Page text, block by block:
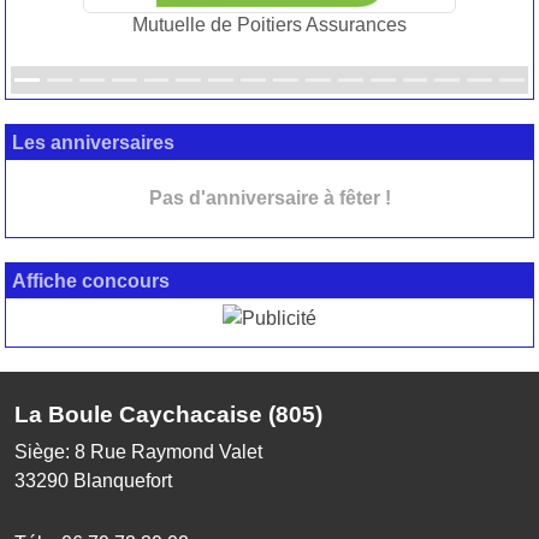
Mutuelle de Poitiers Assurances
Les anniversaires
Pas d'anniversaire à fêter !
Affiche concours
La Boule Caychacaise (805)
Siège: 8 Rue Raymond Valet
33290 Blanquefort